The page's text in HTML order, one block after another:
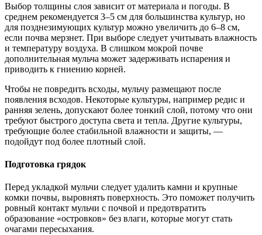
Выбор толщины слоя зависит от материала и погоды. В
среднем рекомендуется 3–5 см для большинства культур, но
для позднезимующих культур можно увеличить до 6–8 см,
если почва мерзнет. При выборе следует учитывать влажность
и температуру воздуха. В слишком мокрой почве
дополнительная мульча может задерживать испарения и
приводить к гниению корней.
Чтобы не повредить всходы, мульчу размещают после
появления всходов. Некоторые культуры, например редис и
ранняя зелень, допускают более тонкий слой, потому что они
требуют быстрого доступа света и тепла. Другие культуры,
требующие более стабильной влажности и защиты, —
подойдут под более плотный слой.
Подготовка грядок
Перед укладкой мульчи следует удалить камни и крупные
комки почвы, выровнять поверхность. Это поможет получить
ровный контакт мульчи с почвой и предотвратить
образование «островков» без влаги, которые могут стать
очагами пересыхания.